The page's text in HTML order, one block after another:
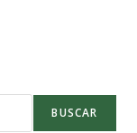
BUSCAR